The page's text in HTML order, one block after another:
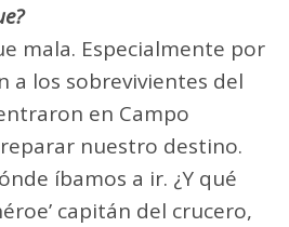
mala. Especialmente por
a los sobrevivientes del
en Campo
nuestro destino.
íbamos a ir. ¿Y qué
capitán del crucero,